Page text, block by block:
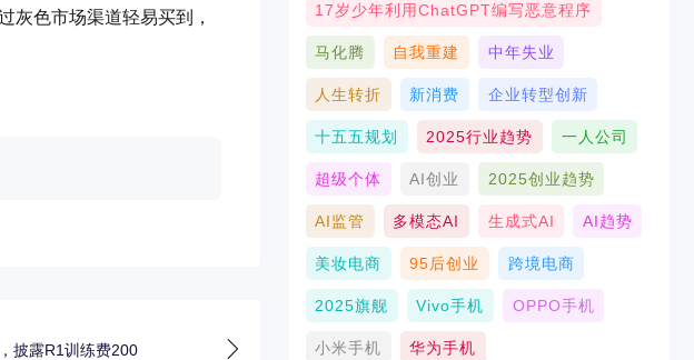
灰色市场渠道轻易买到，
披露R1训练费200
17岁少年利用ChatGPT编写恶意程序
马化腾 自我重建 中年失业
人生转折 新消费 企业转型创新
十五五规划 2025行业趋势 一人公司
超级个体 AI创业 2025创业趋势
AI监管 多模态AI 生成式AI AI趋势
美妆电商 95后创业 跨境电商
2025旗舰 Vivo手机 OPPO手机
小米手机 华为手机